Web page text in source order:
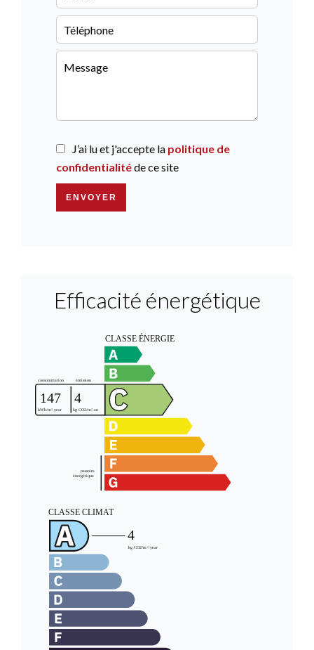
J’ai lu et j'accepte la politique de
confidentialitéde ce site
ENVOYER
Efficacité énergétique